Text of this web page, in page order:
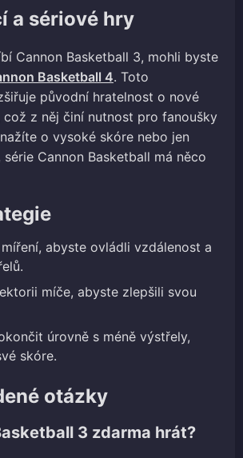
a sériové hry
Cannon Basketball 3, mohli byste
Basketball 4. Toto
původní hratelnost o nové
což z něj činí nutnost pro fanoušky
o vysoké skóre nebo jen
Cannon Basketball má něco
abyste ovládli vzdálenost a
míče, abyste zlepšili svou
úrovně s méně výstřely,
skóre.
otázky
3 zdarma hrát?